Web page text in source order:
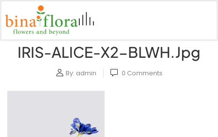
IRIS-ALICE-X2-BLWH.jpg
By: admin 0 Comments